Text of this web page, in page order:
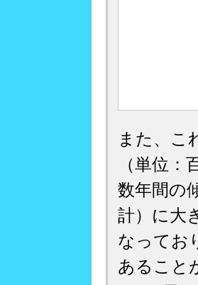
また、こ
（単位
数年間の
計）に大
なってお
あること